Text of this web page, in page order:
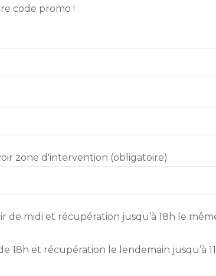
code promo !
zone d'intervention (obligatoire)
de midi et récupération jusqu’à 18h le
18h et récupération le lendemain jusqu’à